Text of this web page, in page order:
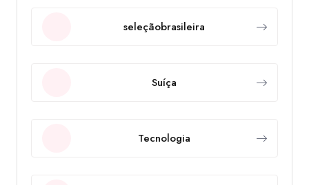
seleçãobrasileira
Suíça
Tecnologia